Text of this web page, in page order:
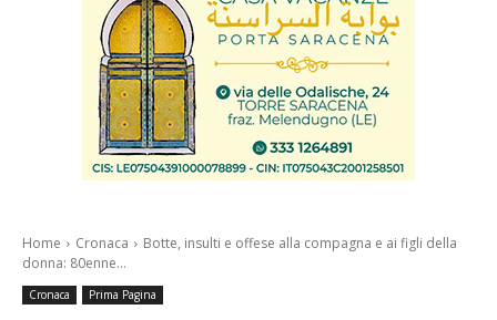
Home Cronaca
Botte, insulti e offese alla compagna e ai figli della
donna: 80enne...
Cronaca Prima Pagina